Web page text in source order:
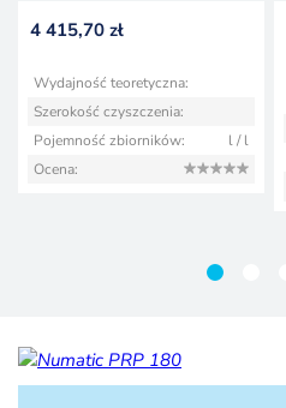
4 415,70 zł
Wydajność teoretyczna:
Szerokość czyszczenia:
Pojemność zbiorników:
l / l
Ocena:
1